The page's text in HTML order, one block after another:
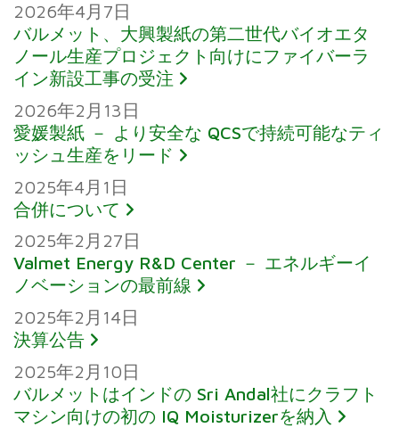
2026年4月7日
バルメット、大興製紙の第二世代バイオエタ
ノール生産プロジェクト向けにファイバーラ
イン新設工事の受注
2026年2月13日
愛媛製紙 － より安全な QCSで持続可能なティ
ッシュ生産をリード
2025年4月1日
合併について
2025年2月27日
Valmet Energy R&D Center － エネルギーイ
ノベーションの最前線
2025年2月14日
決算公告
2025年2月10日
バルメットはインドの Sri Andal社にクラフト
マシン向けの初の IQ Moisturizerを納入